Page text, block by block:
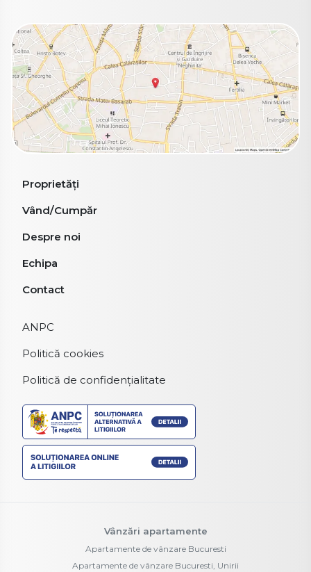
Proprietăți
Vând/Cumpăr
Despre noi
Echipa
Contact
ANPC
Politică cookies
Politică de confidențialitate
Vânzări apartamente
Apartamente de vânzare Bucuresti
Apartamente de vânzare Bucuresti, Unirii